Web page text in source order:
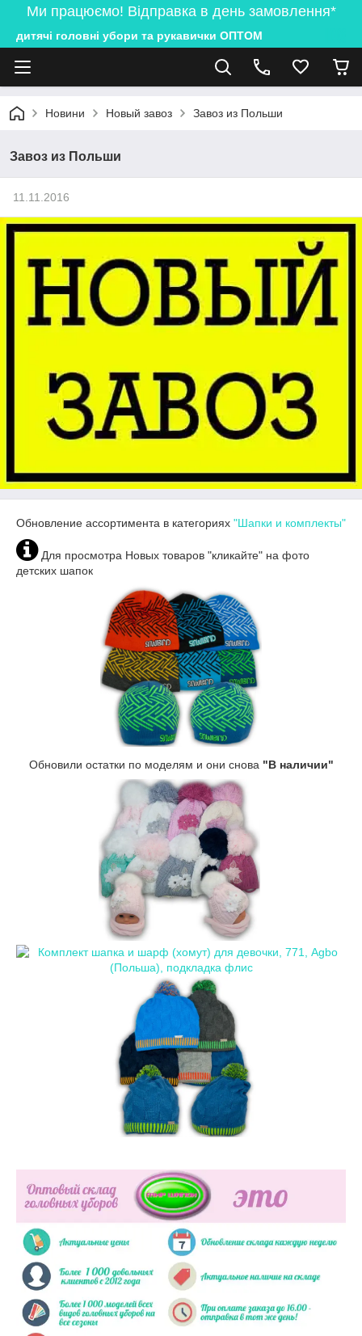
Ми працюємо! Відправка в день замовлення*
дитячі головні убори та рукавички ОПТОМ
Новини Новый завоз Завоз из Польши
Завоз из Польши
11.11.2016
Обновление ассортимента в категориях "Шапки и комплекты"
Для просмотра Новых товаров "кликайте" на фото
детских шапок
Обновили остатки по моделям и они снова "В наличии"